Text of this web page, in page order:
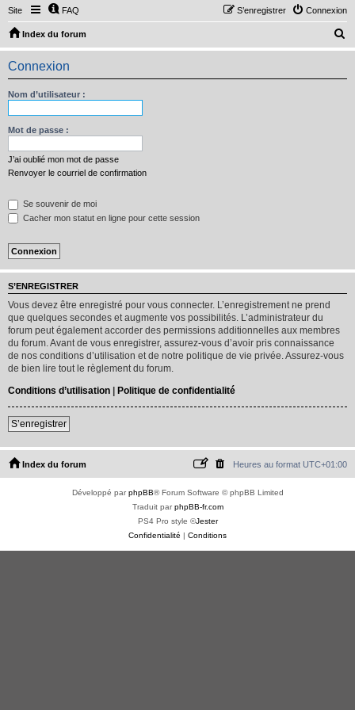
Site FAQ Connexion
S’enregistrer
Index du forum
e
Connexion
Nom d’utilisateur :
Mot de passe :
J’ai oublié mon mot de passe
Renvoyer le courriel de confirmation
Se souvenir de moi
Cacher mon statut en ligne pour cette session
S’ENREGISTRER
Vous devez être enregistré pour vous connecter. L’enregistrement ne prend
que quelques secondes et augmente vos possibilités. L’administrateur du
forum peut également accorder des permissions additionnelles aux membres
du forum. Avant de vous enregistrer, assurez-vous d’avoir pris connaissance
de nos conditions d’utilisation et de notre politique de vie privée. Assurez-vous
de bien lire tout le règlement du forum.
Conditions d’utilisation | Politique de confidentialité
S’enregistrer
Index du forum Heures au format UTC+01:00
Développé parphpBB® Forum Software © phpBB Limited
Traduit parphpBB-fr.com
PS4 Pro style ©Jester
Confidentialité | Conditions